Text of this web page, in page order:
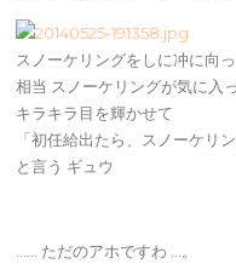
スノーケリングをしに冲に向っ
相当 スノーケリングが気に入
キラキラ目を輝かせて
「初任給出たら、スノーケリ
と言う ギュウ
…… ただのアホですわ …。